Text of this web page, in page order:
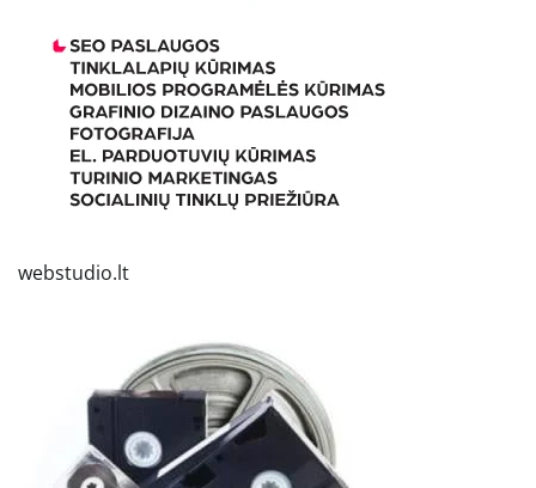
webstudio.lt